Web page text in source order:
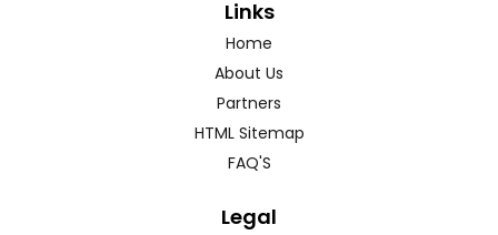
Links
Home
About Us
Partners
HTML Sitemap
FAQ'S
Legal